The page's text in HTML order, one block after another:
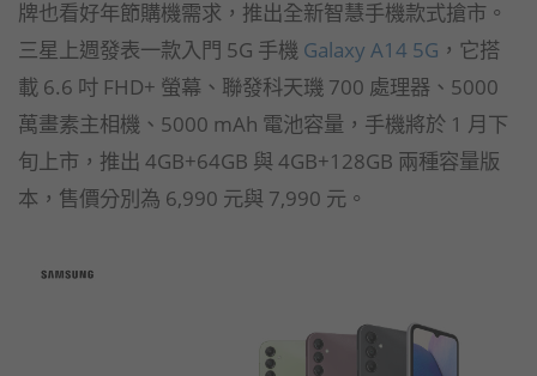
牌也看好年節購機需求，推出全新智慧手機款式搶市。
三星上週發表一款入門 5G 手機 Galaxy A14 5G ，它搭
載 6.6 吋 FHD+ 螢幕、聯發科天璣 700 處理器、5000
萬畫素主相機、5000 mAh 電池容量，手機將於 1 月下
旬上市，推出 4GB+64GB 與 4GB+128GB 兩種容量版
本，售價分別為 6,990 元與 7,990 元。